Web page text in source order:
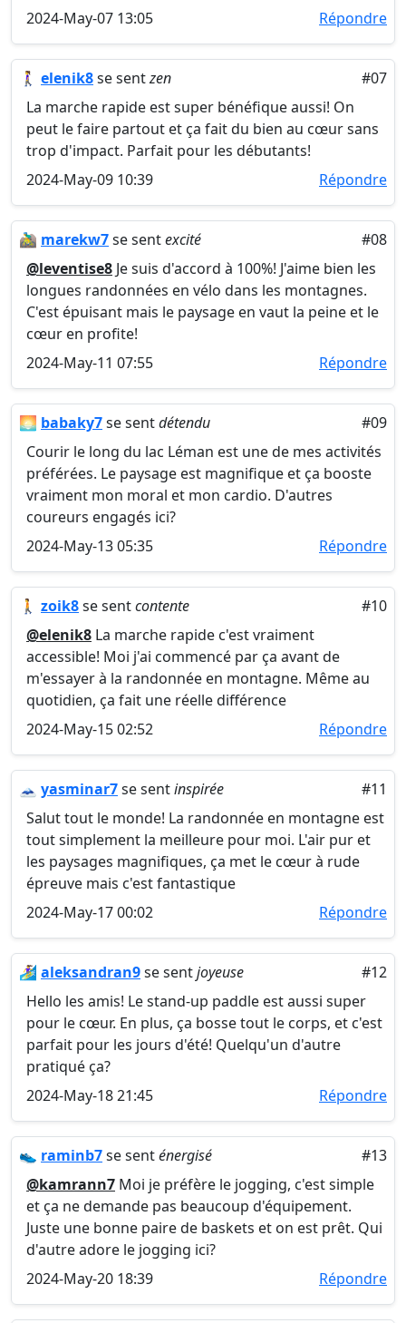
2024-May-07 13:05
Répondre
🚶‍♀️ elenik8se sentzen
#07
La marche rapide est super bénéfique aussi! On
peut le faire partout et ça fait du bien au cœur sans
trop d'impact. Parfait pour les débutants!
2024-May-09 10:39
Répondre
🚵‍♂️ marekw7se sentexcité
#08
@leventise8 Je suis d'accord à 100%! J'aime bien les
longues randonnées en vélo dans les montagnes.
C'est épuisant mais le paysage en vaut la peine et le
cœur en profite!
2024-May-11 07:55
Répondre
🌅 babaky7se sentdétendu
#09
Courir le long du lac Léman est une de mes activités
préférées. Le paysage est magnifique et ça booste
vraiment mon moral et mon cardio. D'autres
coureurs engagés ici?
2024-May-13 05:35
Répondre
🚶 zoik8se sentcontente
#10
@elenik8 La marche rapide c'est vraiment
accessible! Moi j'ai commencé par ça avant de
m'essayer à la randonnée en montagne. Même au
quotidien, ça fait une réelle différence
2024-May-15 02:52
Répondre
🗻 yasminar7se sentinspirée
#11
Salut tout le monde! La randonnée en montagne est
tout simplement la meilleure pour moi. L'air pur et
les paysages magnifiques, ça met le cœur à rude
épreuve mais c'est fantastique
2024-May-17 00:02
Répondre
🏄‍♀️ aleksandran9se sentjoyeuse
#12
Hello les amis! Le stand-up paddle est aussi super
pour le cœur. En plus, ça bosse tout le corps, et c'est
parfait pour les jours d'été! Quelqu'un d'autre
pratiqué ça?
2024-May-18 21:45
Répondre
👟 raminb7se senténergisé
#13
@kamrann7 Moi je préfère le jogging, c'est simple
et ça ne demande pas beaucoup d'équipement.
Juste une bonne paire de baskets et on est prêt. Qui
d'autre adore le jogging ici?
2024-May-20 18:39
Répondre